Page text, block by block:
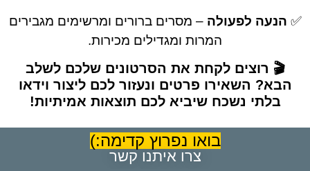
לפעולה– מסרים ברורים ומרשימים מגבירים
המרות ומגדילים מכירות.
רוצים לקחת את הסרטונים שלכם לשלב
השאירו פרטים ונעזור לכם ליצור וידאו
נשכח שיביא לכם תוצאות אמיתיות!
בואו נפרוץ קדימה:)
צרו איתנו קשר